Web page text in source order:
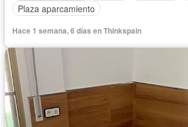
Plaza aparcamiento
Hace 1 semana, 6 días en Thinkspain